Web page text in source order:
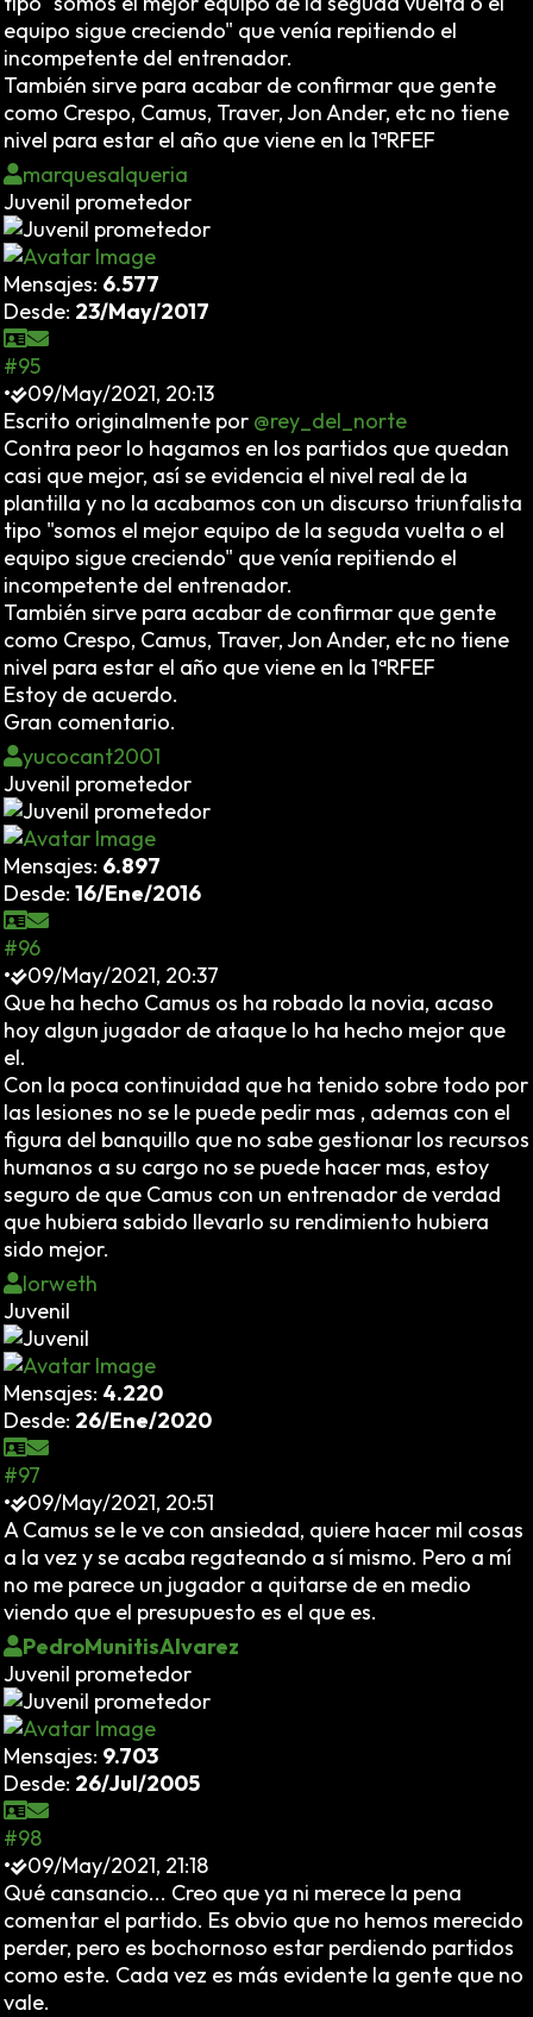
equipo sigue creciendo" que venía repitiendo el
incompetente del entrenador.
También sirve para acabar de confirmar que gente
como Crespo, Camus, Traver, Jon Ander, etc no tiene
nivel para estar el año que viene en la 1ªRFEF
marquesalqueria
Juvenil prometedor
Mensajes: 6.577
Desde: 23/May/2017
#95
•
09/May/2021, 20:13
Escrito originalmente por @rey_del_norte
Contra peor lo hagamos en los partidos que quedan
casi que mejor, así se evidencia el nivel real de la
plantilla y no la acabamos con un discurso triunfalista
tipo "somos el mejor equipo de la seguda vuelta o el
equipo sigue creciendo" que venía repitiendo el
incompetente del entrenador.
También sirve para acabar de confirmar que gente
como Crespo, Camus, Traver, Jon Ander, etc no tiene
nivel para estar el año que viene en la 1ªRFEF
Estoy de acuerdo.
Gran comentario.
yucocant2001
Juvenil prometedor
Mensajes: 6.897
Desde: 16/Ene/2016
#96
•
09/May/2021, 20:37
Que ha hecho Camus os ha robado la novia, acaso
hoy algun jugador de ataque lo ha hecho mejor que
el.
Con la poca continuidad que ha tenido sobre todo por
las lesiones no se le puede pedir mas , ademas con el
figura del banquillo que no sabe gestionar los recursos
humanos a su cargo no se puede hacer mas, estoy
seguro de que Camus con un entrenador de verdad
que hubiera sabido llevarlo su rendimiento hubiera
sido mejor.
Iorweth
Juvenil
Mensajes: 4.220
Desde: 26/Ene/2020
#97
•
09/May/2021, 20:51
A Camus se le ve con ansiedad, quiere hacer mil cosas
a la vez y se acaba regateando a sí mismo. Pero a mí
no me parece un jugador a quitarse de en medio
viendo que el presupuesto es el que es.
PedroMunitisAlvarez
Juvenil prometedor
Mensajes: 9.703
Desde: 26/Jul/2005
#98
•
09/May/2021, 21:18
Qué cansancio... Creo que ya ni merece la pena
comentar el partido. Es obvio que no hemos merecido
perder, pero es bochornoso estar perdiendo partidos
como este. Cada vez es más evidente la gente que no
vale.